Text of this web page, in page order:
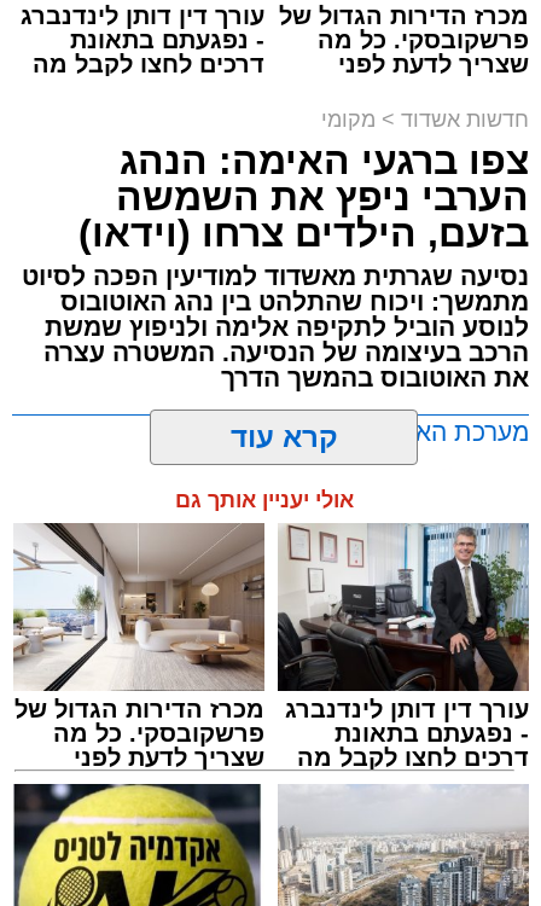
תאונת עבודה באשדוד
עובדת בת 56 נפצעה היום (שישי) באורח בינוני
לאחר שנפלה מסולם במהלך עבודתה במחסן
באזור דרך הרכבת, מתחם ביג פאשן באשדוד.
כוחות ההצלה הוזעקו למקום בעקבות דיווח על
נפילה מגובה במהלך העבודה. עם הגעתם מצאו
את האישה בהכרה מלאה, כשהיא סובלת מחבלות
במספר אזורים בגופה לאחר שנפלה מגובה של
כ-2 עד 3 מטרים.
רפאל אוקנין, כונן הצלה דרום, סיפר: “כשהגעתי
וסובלת מחבלות מרובות בגופה לאחר שנפלה
במהלך עבודתה. יחד עם צוותי מד”א הענקנו לה
טיפול רפואי ראשוני והיא פונתה בניידת טיפול
נמרץ לחדר הטראומה במרכז הרפואי אסותא
באשדוד כשהיא במצב בינוני ויציב.”
מכרז הדירות הגדול של
פרשקובסקי. כל מה
שצריך לדעת לפני
באשדוד
עורך דין דותן לינדנברג
- נפגעתם בתאונת
דרכים לחצו לקבל מה
חדשות אשדוד > מקומי
צפו ברגעי האימה: הנהג
הערבי ניפץ את השמשה
בזעם, הילדים צרחו (וידאו)
נסיעה שגרתית מאשדוד למודיעין הפכה לסיוט
מתמשך: ויכוח שהתלהט בין נהג האוטובוס
לנוסע הוביל לתקיפה אלימה ולניפוץ שמשת
הרכב בעיצומה של הנסיעה. המשטרה עצרה
את האוטובוס בהמשך הדרך
מערכת האתר / 11:35 07.08.26
תגים:אוטובוס, אשדוד , ערבי
אירוע חמור ומפחיד התרחש בקו 881 בנסיעה
מאשדוד למודיעין, לאחר שוויכוח מילוליות בין הנהג
קרא עוד
אולי יעניין אותך גם
עורך דין דותן לינדנברג
- נפגעתם בתאונת
דרכים לחצו לקבל מה
שמגיע לכם
מכרז הדירות הגדול של
פרשקובסקי. כל מה
שצריך לדעת לפני
שמגישים הצעה לדירה
באשדוד